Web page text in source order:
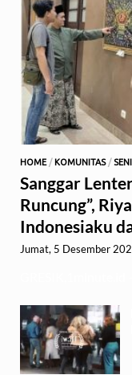
HOME / KOMUNITAS/
Sanggar
Runcung”,
Indonesiaku
Jumat, 5 Desember